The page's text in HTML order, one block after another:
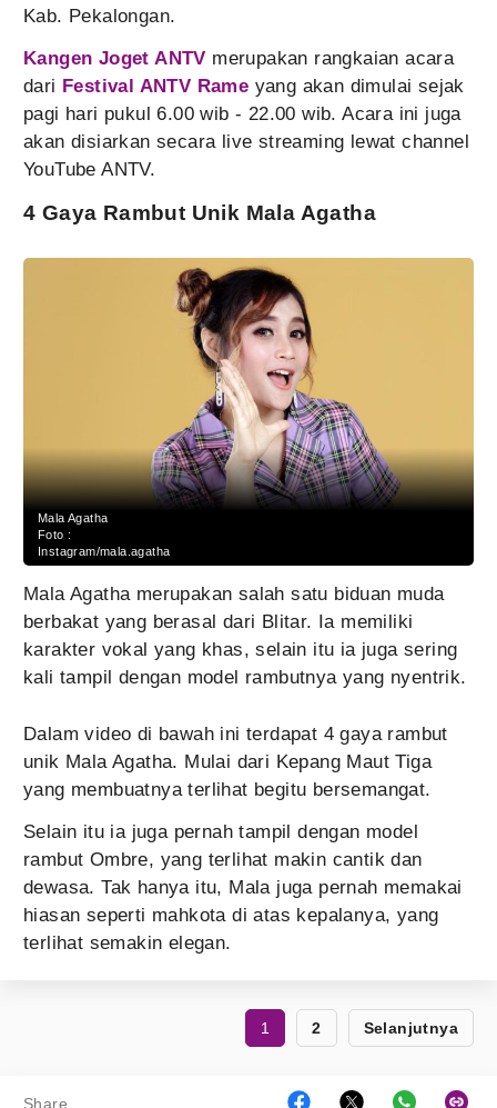
Kab. Pekalongan.
Kangen Joget ANTV merupakan rangkaian acara
dari Festival ANTV Rame yang akan dimulai sejak
pagi hari pukul 6.00 wib - 22.00 wib. Acara ini juga
akan disiarkan secara live streaming lewat channel
YouTube ANTV.
4 Gaya Rambut Unik Mala Agatha
Mala Agatha
Foto :
Instagram/mala.agatha
Mala Agatha merupakan salah satu biduan muda
berbakat yang berasal dari Blitar. Ia memiliki
karakter vokal yang khas, selain itu ia juga sering
kali tampil dengan model rambutnya yang nyentrik.
Dalam video di bawah ini terdapat 4 gaya rambut
unik Mala Agatha. Mulai dari Kepang Maut Tiga
yang membuatnya terlihat begitu bersemangat.
Selain itu ia juga pernah tampil dengan model
rambut Ombre, yang terlihat makin cantik dan
dewasa. Tak hanya itu, Mala juga pernah memakai
hiasan seperti mahkota di atas kepalanya, yang
terlihat semakin elegan.
1 2 Selanjutnya
Share